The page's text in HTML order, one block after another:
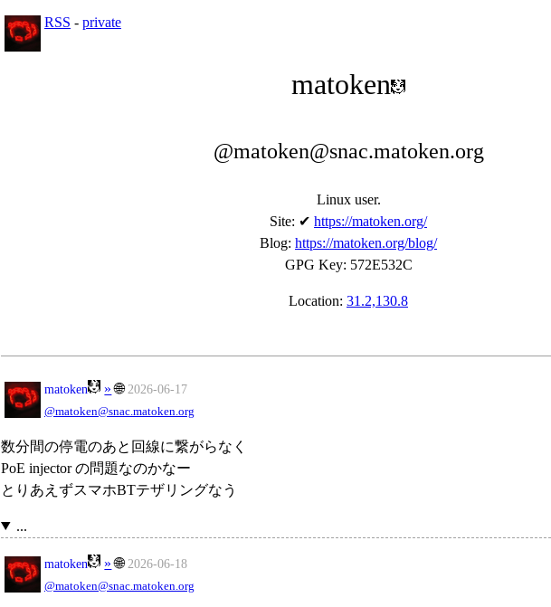
RSS - private
matoken
@matoken@snac.matoken.org
Linux user.
Site: ✔ https://matoken.org/
Blog: https://matoken.org/blog/
GPG Key: 572E532C
Location: 31.2,130.8
matoken » 🌐 2026-06-17
@matoken@snac.matoken.org
数分間の停電のあと回線に繋がらなく
PoE injector の問題なのかなー
とりあえずスマホBTテザリングなう
...
matoken » 🌐 2026-06-18
@matoken@snac.matoken.org